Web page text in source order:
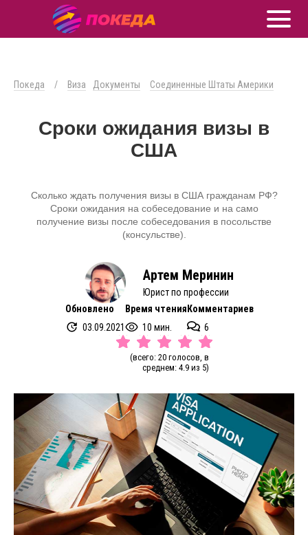
Покеда / Виза Документы Соединенные Штаты Америки
Сроки ожидания визы в
США
Сколько ждать получения визы в США гражданам РФ?
Сроки ожидания на собеседование и на само
получение визы после собеседования в посольстве
(консульстве).
Артем Меринин
Юрист по профессии
Обновлено
03.09.2021
Время чтения
10 мин.
Комментариев
6
(всего: 20 голосов, в
среднем: 4.9 из 5)